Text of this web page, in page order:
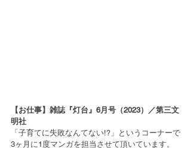
【お仕事】雑誌『灯台』6月号（2023）／第三文
明社
「子育てに失敗なんてない!?」というコーナーで
3ヶ月に1度マンガを担当させて頂いています。